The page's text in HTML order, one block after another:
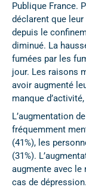
Publique France.
déclarent que
depuis le
diminué. La
fumées par les
jour. Les raisons
avoir augmenté
manque
L’augmentation
fréquemment
(41%), les
(31%).
augmente avec le
cas de dépression.